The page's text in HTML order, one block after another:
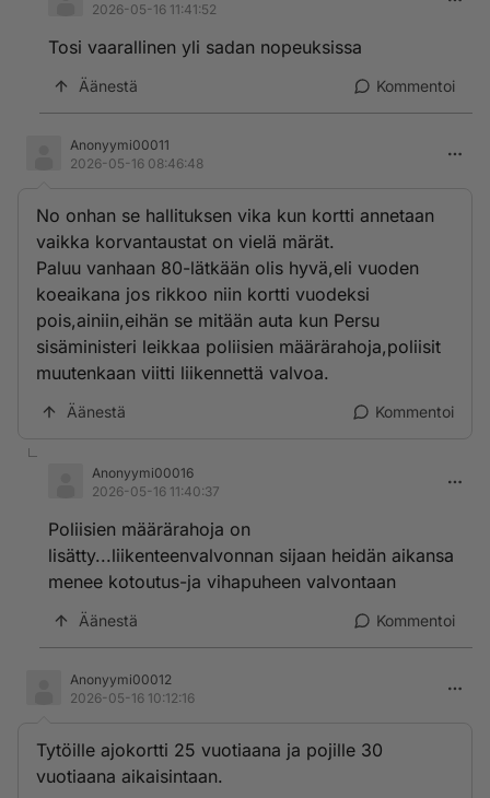
2026-05-16 11:41:52
Tosi vaarallinen yli sadan nopeuksissa
Äänestä Kommentoi
Anonyymi00011
2026-05-16 08:46:48
No onhan se hallituksen vika kun kortti annetaan
vaikka korvantaustat on vielä märät.
Paluu vanhaan 80-lätkään olis hyvä,eli vuoden
koeaikana jos rikkoo niin kortti vuodeksi
pois,ainiin,eihän se mitään auta kun Persu
sisäministeri leikkaa poliisien määrärahoja,poliisit
muutenkaan viitti liikennettä valvoa.
Äänestä Kommentoi
Anonyymi00016
2026-05-16 11:40:37
Poliisien määrärahoja on
lisätty...liikenteenvalvonnan sijaan heidän aikansa
menee kotoutus-ja vihapuheen valvontaan
Äänestä Kommentoi
Anonyymi00012
2026-05-16 10:12:16
Tytöille ajokortti 25 vuotiaana ja pojille 30
vuotiaana aikaisintaan.